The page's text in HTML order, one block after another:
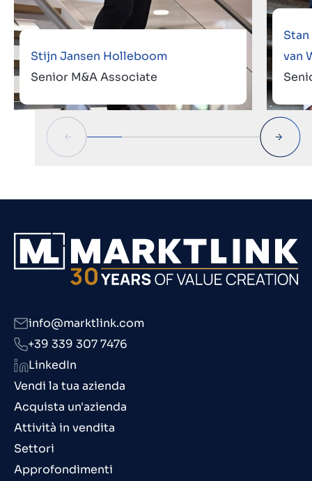
Stijn Jansen Holleboom
Senior M&A Associate
van
Vendi la tua azienda
Acquista un'azienda
Attività in vendita
Settori
Approfondimenti
info@marktlink.com
+39 339 307 7476
LinkedIn